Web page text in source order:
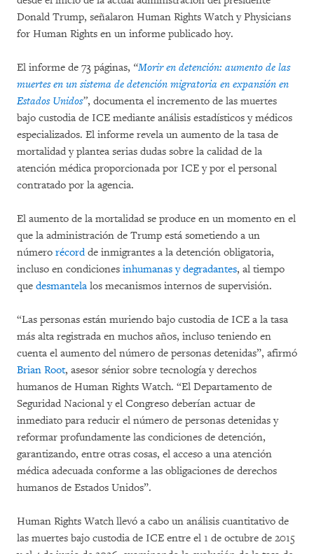
Donald Trump, señalaron Human Rights Watch y Physicians
for Human Rights en un informe publicado hoy.
El informe de 73 páginas, “Morir en detención: aumento de las
muertes en un sistema de detención migratoria en expansión en
Estados Unidos”, documenta el incremento de las muertes
bajo custodia de ICE mediante análisis estadísticos y médicos
especializados. El informe revela un aumento de la tasa de
mortalidad y plantea serias dudas sobre la calidad de la
atención médica proporcionada por ICE y por el personal
contratado por la agencia.
El aumento de la mortalidad se produce en un momento en el
que la administración de Trump está sometiendo a un
número récordde inmigrantes a la detención obligatoria,
incluso en condiciones inhumanas y degradantes, al tiempo
que desmantela los mecanismos internos de supervisión.
“Las personas están muriendo bajo custodia de ICE a la tasa
más alta registrada en muchos años, incluso teniendo en
cuenta el aumento del número de personas detenidas”, afirmó
Brian Root, asesor sénior sobre tecnología y derechos
humanos de Human Rights Watch. “El Departamento de
Seguridad Nacional y el Congreso deberían actuar de
inmediato para reducir el número de personas detenidas y
reformar profundamente las condiciones de detención,
garantizando, entre otras cosas, el acceso a una atención
médica adecuada conforme a las obligaciones de derechos
humanos de Estados Unidos”.
Human Rights Watch llevó a cabo un análisis cuantitativo de
las muertes bajo custodia de ICE entre el 1 de octubre de 2015